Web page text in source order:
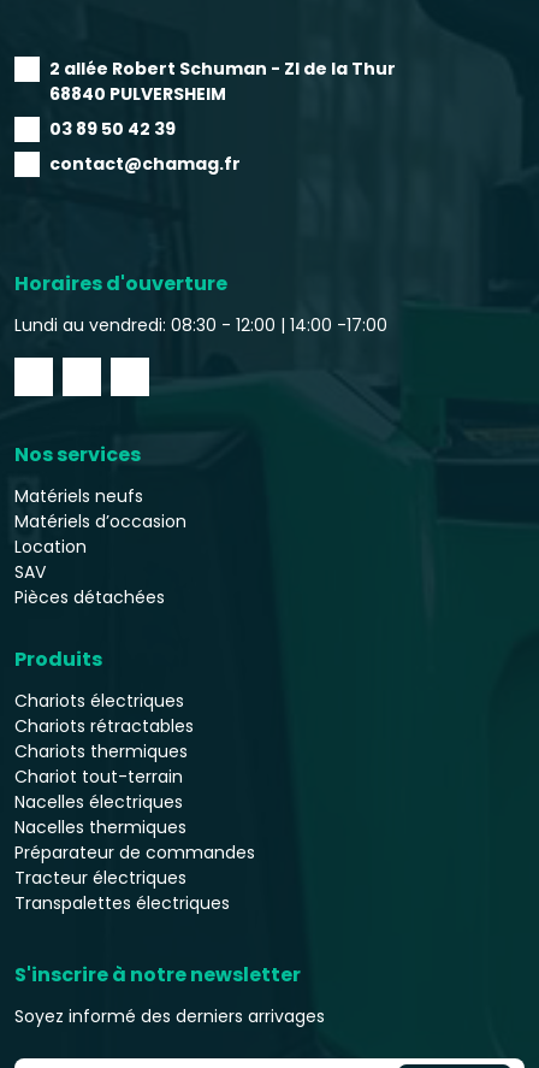
2 allée Robert Schuman - ZI de la Thur
68840 PULVERSHEIM
03 89 50 42 39
contact@chamag.fr
Horaires d'ouverture
Lundi au vendredi: 08:30 - 12:00 | 14:00 -17:00
Nos services
Matériels neufs
Matériels d’occasion
Location
SAV
Pièces détachées
Produits
Chariots électriques
Chariots rétractables
Chariots thermiques
Chariot tout-terrain
Nacelles électriques
Nacelles thermiques
Préparateur de commandes
Tracteur électriques
Transpalettes électriques
S'inscrire à notre newsletter
Soyez informé des derniers arrivages